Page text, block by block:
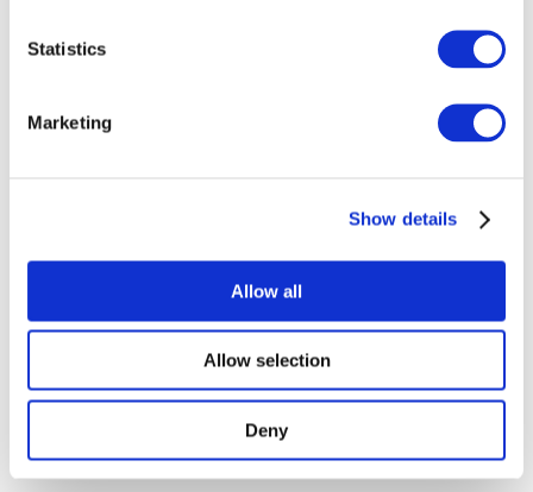
Statistics
Marketing
Show details
Allow all
Allow selection
Deny
Todos los